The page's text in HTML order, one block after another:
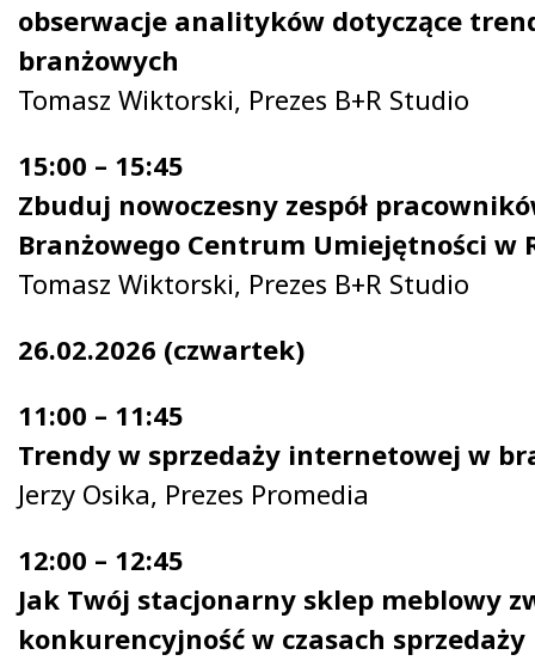
obserwacje analityków dotyczące
branżowych
Tomasz Wiktorski, Prezes B+R Studio
15:00 – 15:45
Zbuduj nowoczesny zespół
Branżowego Centrum Umiejętności w
Tomasz Wiktorski, Prezes B+R Studio
26.02.2026 (czwartek)
11:00 – 11:45
Trendy w sprzedaży internetowej w
Jerzy Osika, Prezes Promedia
12:00 – 12:45
Jak Twój stacjonarny sklep meblowy
konkurencyjność w czasach sprzedaży